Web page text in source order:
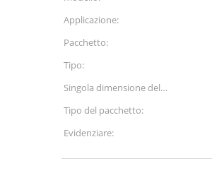
Applicazione:
Pacchetto:
Tipo:
Singola dimensione del
pacchetto :
Tipo del pacchetto:
Evidenziare: